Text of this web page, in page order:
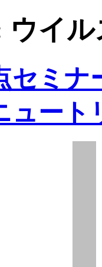
ウイ
セミナ
ュート